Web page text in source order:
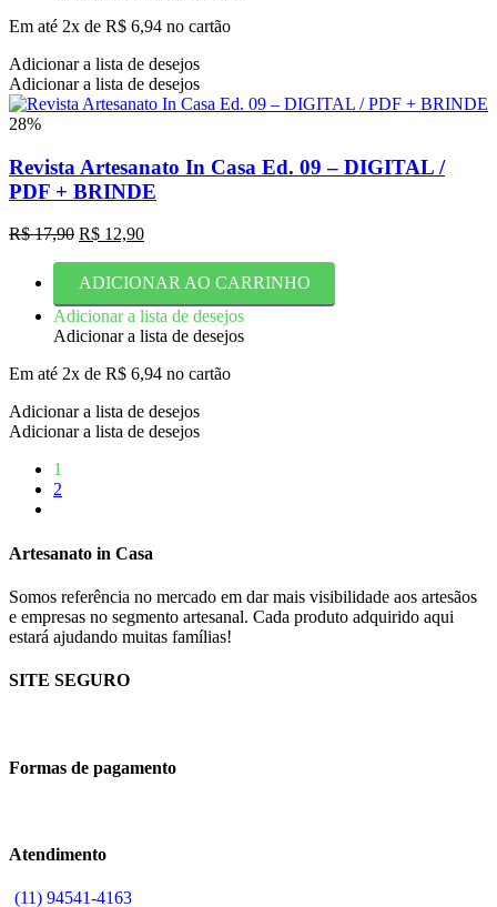
Em até 2x de R$ 6,94 no cartão
Adicionar a lista de desejos
Adicionar a lista de desejos
28%
Revista Artesanato In Casa Ed. 09 – DIGITAL /
PDF + BRINDE
R$17,90 O
original
era:
R$ 17,90.
R$ 12,90O
atual
é:
R$ 12,90.
ADICIONAR AO CARRINHO
Adicionar a lista de desejos
Adicionar a lista de desejos
Em até 2x de R$ 6,94 no cartão
Adicionar a lista de desejos
Adicionar a lista de desejos
1
2
Artesanato in Casa
Somos referência no mercado em dar mais visibilidade aos artesãos
e empresas no segmento artesanal. Cada produto adquirido aqui
estará ajudando muitas famílias!
SITE SEGURO
Formas de pagamento
Atendimento
(11) 94541-4163